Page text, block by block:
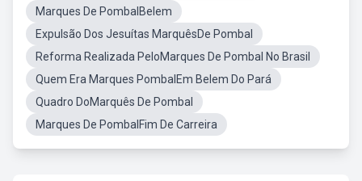
Marques De PombalBelem
Expulsão Dos Jesuítas MarquêsDe Pombal
Reforma Realizada PeloMarques De Pombal No Brasil
Quem Era Marques PombalEm Belem Do Pará
Quadro DoMarquês De Pombal
Marques De PombalFim De Carreira